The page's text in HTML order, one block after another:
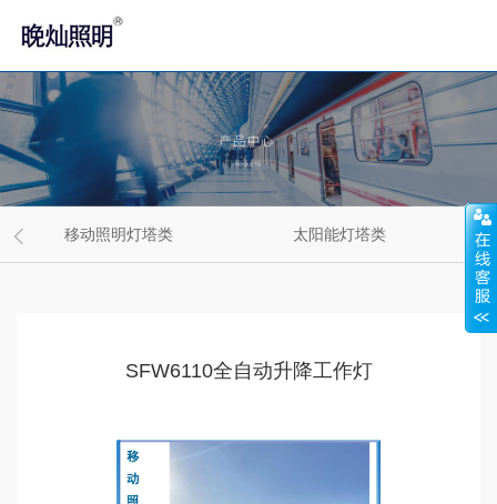
移动照明灯塔类 太阳能灯塔类
SFW6110全自动升降工作灯